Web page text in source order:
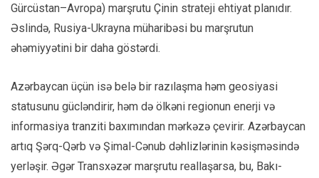
Gürcüstan–Avropa) marşrutu Çinin strateji ehtiyat planıdır.
Əslində, Rusiya-Ukrayna müharibəsi bu marşrutun
əhəmiyyətini bir daha göstərdi.
Azərbaycan üçün isə belə bir razılaşma həm geosiyasi
statusunu gücləndirir, həm də ölkəni regionun enerji və
informasiya tranziti baxımından mərkəzə çevirir. Azərbaycan
artıq Şərq-Qərb və Şimal-Cənub dəhlizlərinin kəsişməsində
yerləşir. Əgər Transxəzər marşrutu reallaşarsa, bu, Bakı-